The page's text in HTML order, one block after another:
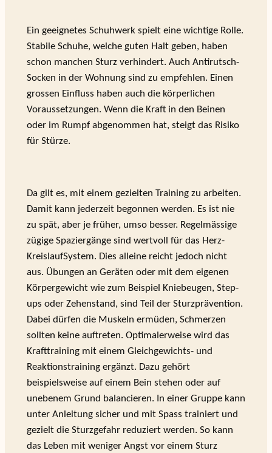
Ein geeignetes Schuhwerk spielt eine wichtige Rolle.
Stabile Schuhe, welche guten Halt geben, haben
schon manchen Sturz verhindert. Auch Antirutsch-
Socken in der Wohnung sind zu empfehlen. Einen
grossen Einfluss haben auch die körperlichen
Voraussetzungen. Wenn die Kraft in den Beinen
oder im Rumpf abgenommen hat, steigt das Risiko
für Stürze.
Da gilt es, mit einem gezielten Training zu arbeiten.
Damit kann jederzeit begonnen werden. Es ist nie
zu spät, aber je früher, umso besser. Regelmässige
zügige Spaziergänge sind wertvoll für das Herz-
KreislaufSystem. Dies alleine reicht jedoch nicht
aus. Übungen an Geräten oder mit dem eigenen
Körpergewicht wie zum Beispiel Kniebeugen, Step-
ups oder Zehenstand, sind Teil der Sturzprävention.
Dabei dürfen die Muskeln ermüden, Schmerzen
sollten keine auftreten. Optimalerweise wird das
Krafttraining mit einem Gleichgewichts- und
Reaktionstraining ergänzt. Dazu gehört
beispielsweise auf einem Bein stehen oder auf
unebenem Grund balancieren. In einer Gruppe kann
unter Anleitung sicher und mit Spass trainiert und
gezielt die Sturzgefahr reduziert werden. So kann
das Leben mit weniger Angst vor einem Sturz